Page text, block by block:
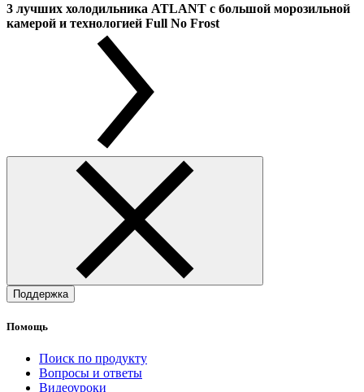
3 лучших холодильника ATLANT с большой морозильной
камерой и технологией Full No Frost
Поддержка
Помощь
Поиск по продукту
Вопросы и ответы
Видеоуроки